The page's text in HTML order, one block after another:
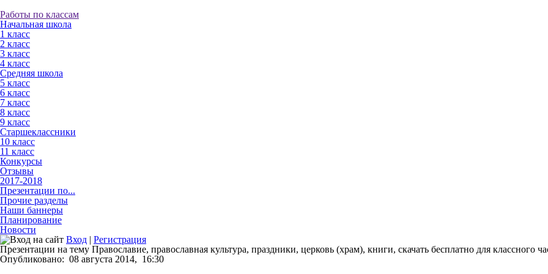
Работы по классам
Начальная школа
1 класс
2 класс
3 класс
4 класс
Средняя школа
5 класс
6 класс
7 класс
8 класс
9 класс
Старшеклассники
10 класс
11 класс
Конкурсы
Отзывы
2017-2018
Презентации по...
Прочие разделы
Наши баннеры
Планирование
Новости
Вход | Регистрация
Презентации на тему Православие, православная культура, праздники, церковь (храм), книги, скачать бесплатно для классного
Опубликовано: 08 августа 2014, 16:30